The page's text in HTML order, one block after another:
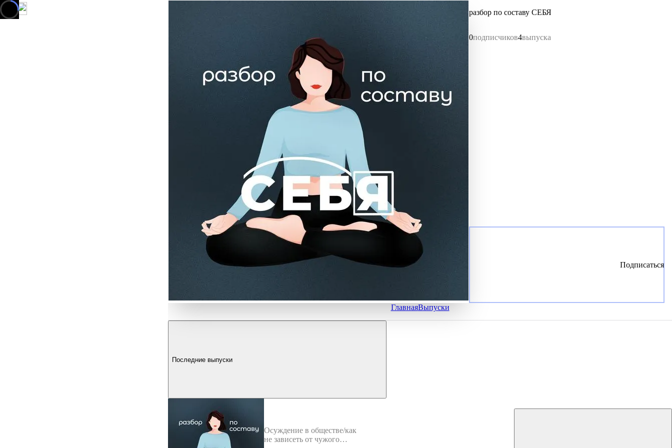
разбор по составу СЕБЯ
0подписчиков4выпуска
Подписаться
ГлавнаяВыпуски
Последние выпуски
Осуждение в обществе/как
не зависеть от чужого